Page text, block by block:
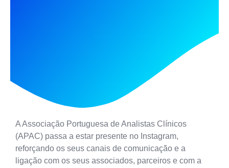
AAssociação Portuguesa de Analistas Clínicos
(APAC) passa a estar presente no Instagram,
reforçando os seus canais de comunicação e a
ligação com os seus associados, parceiros e com a